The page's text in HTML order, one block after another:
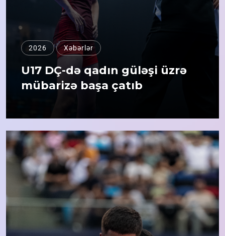
2026 Xəbərlər
U17 DÇ-də qadın güləşi üzrə
mübarizə başa çatıb